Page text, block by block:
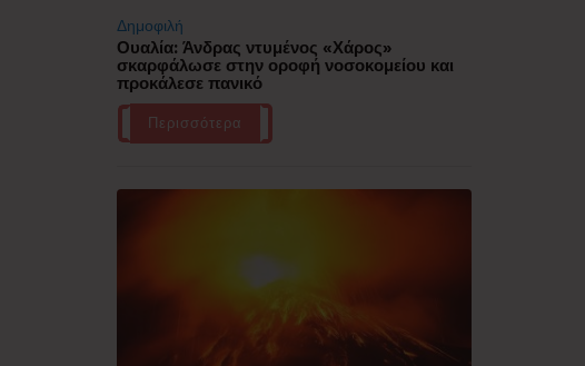
Δημοφιλή
Ουαλία: Άνδρας ντυμένος «Χάρος»
σκαρφάλωσε στην οροφή νοσοκομείου και
προκάλεσε πανικό
Περισσότερα